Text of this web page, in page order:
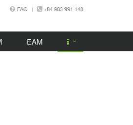
FAQ +84 983 991 148
EAM